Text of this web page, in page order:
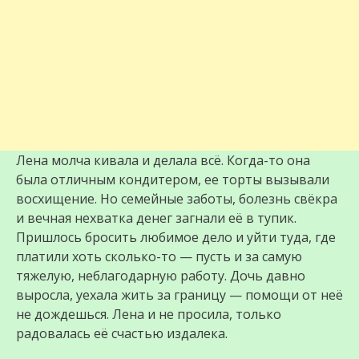
Лена молча кивала и делала всё. Когда-то она
была отличным кондитером, ее торты вызывали
восхищение. Но семейные заботы, болезнь свёкра
и вечная нехватка денег загнали её в тупик.
Пришлось бросить любимое дело и уйти туда, где
платили хоть сколько-то — пусть и за самую
тяжелую, неблагодарную работу. Дочь давно
выросла, уехала жить за границу — помощи от неё
не дождешься. Лена и не просила, только
радовалась её счастью издалека.